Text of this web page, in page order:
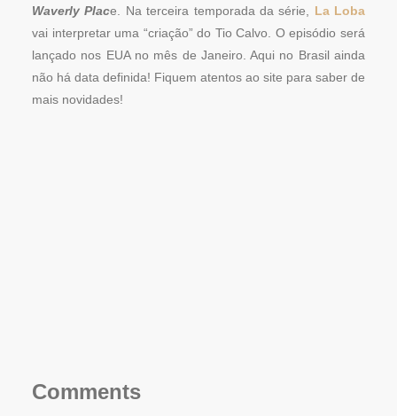
Waverly Place. Na terceira temporada da série, La Loba
vai interpretar uma “criação” do Tio Calvo. O episódio será
lançado nos EUA no mês de Janeiro. Aqui no Brasil ainda
não há data definida! Fiquem atentos ao site para saber de
mais novidades!
Comments